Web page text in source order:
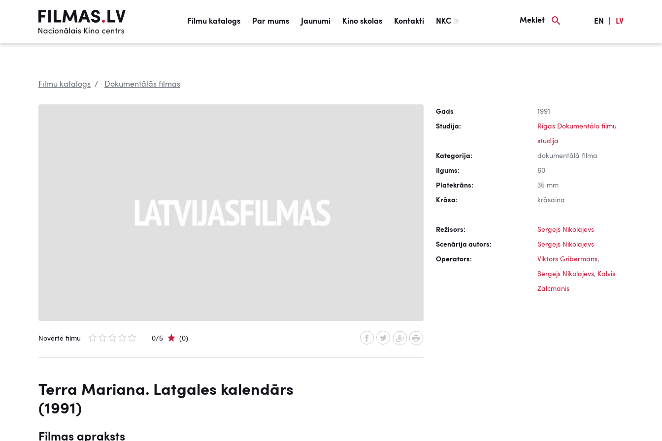
Filmu katalogs Par mums Jaunumi Kino skolās Kontakti NKC Meklēt EN LV
Filmu katalogs Dokumentālās filmas
Novērtē filmu 0/5 (0)
Terra Mariana. Latgales kalendārs
(1991)
Filmas apraksts
Gads 1991
Studija: Rīgas Dokumentālo filmu
studija
Kategorija: dokumentālā filma
Ilgums: 60
Platekrāns: 35 mm
Krāsa: krāsaina
Režisors: Sergejs Nikolajevs
Scenārija autors: Sergejs Nikolajevs
Operators: Viktors Gribermans,
Sergejs Nikolajevs, Kalvis
Zalcmanis